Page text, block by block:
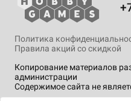
Копирование материалов
администрации
Содержимое сайта не
Политика
Правила акций со скидкой